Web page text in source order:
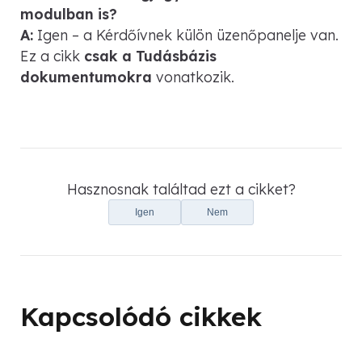
modulban is?
A: Igen – a Kérdőívnek külön üzenőpanelje van.
Ez a cikk csak a Tudásbázis
dokumentumokra vonatkozik.
Hasznosnak találtad ezt a cikket?
Igen Nem
Kapcsolódó cikkek